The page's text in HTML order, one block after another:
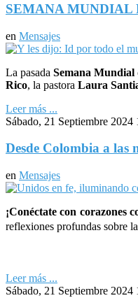
SEMANA MUNDIAL
en Mensajes
La pasada Semana Mundial
Rico, la pastora Laura
Leer más ...
Sábado, 21 Septiembre 2024
Desde Colombia a las
en Mensajes
¡Conéctate con corazones
reflexiones profundas sobre la
Leer más ...
Sábado, 21 Septiembre 2024